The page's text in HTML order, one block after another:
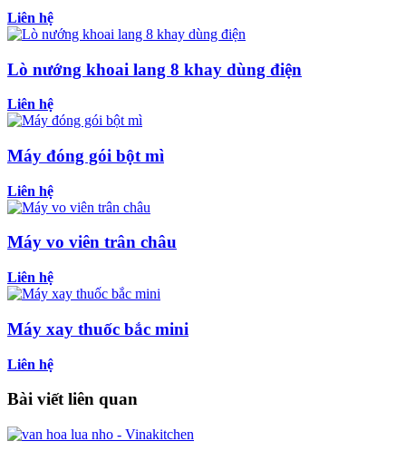
Liên hệ
Lò nướng khoai lang 8 khay dùng điện
Liên hệ
Máy đóng gói bột mì
Liên hệ
Máy vo viên trân châu
Liên hệ
Máy xay thuốc bắc mini
Liên hệ
Bài viết liên quan